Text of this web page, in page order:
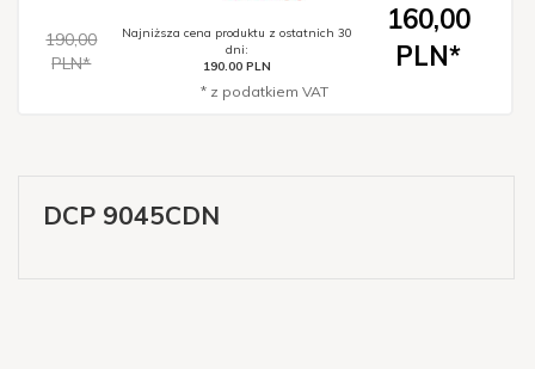
190,00
PLN*
Najniższa cena produktu z ostatnich 30
dni:
190.00 PLN
160,00
PLN*
* z podatkiem VAT
DCP 9045CDN